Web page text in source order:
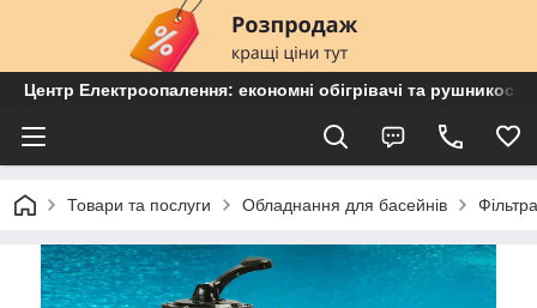
Центр Електроопалення: економні обігрівачі та
Товари та послуги Обладнання для басейнів